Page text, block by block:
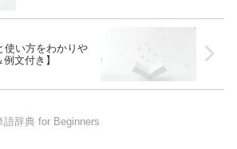
使い方をわかりや
文付き】
語辞典 for Beginners